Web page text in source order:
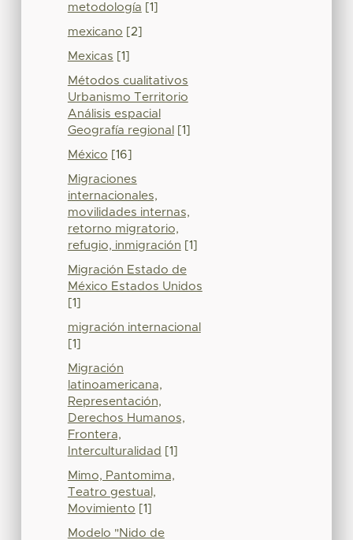
metodología [1]
mexicano [2]
Mexicas [1]
Métodos cualitativos
Urbanismo Territorio
Análisis espacial
Geografía regional
[1]
México [16]
Migraciones
internacionales,
movilidades internas,
retorno migratorio,
refugio, inmigración [1]
Migración Estado de
México Estados Unidos
[1]
migración internacional
[1]
Migración
latinoamericana,
Representación,
Derechos Humanos,
Frontera,
Interculturalidad [1]
Mimo, Pantomima,
Teatro gestual,
Movimiento [1]
Modelo "Nido de